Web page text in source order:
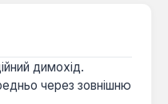
димохід.
через зовнішню